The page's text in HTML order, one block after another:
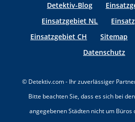
.
Detektiv-Blog
Einsatzgebiet NL
Einsatzgebiet CH
Sitemap
Datenschutz
© Detektiv.com - Ihr zuverlässiger
Bitte beachten Sie, dass es sich bei
angegebenen Städten nicht um